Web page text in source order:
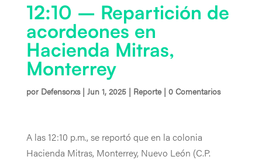
12:10 – Repartición de
acordeones en
Hacienda Mitras,
Monterrey
por Defensorxs| Jun 1, 2025| Reporte| 0 Comentarios
A las 12:10 p.m., se reportó que en la colonia
Hacienda Mitras, Monterrey, Nuevo León (C.P.